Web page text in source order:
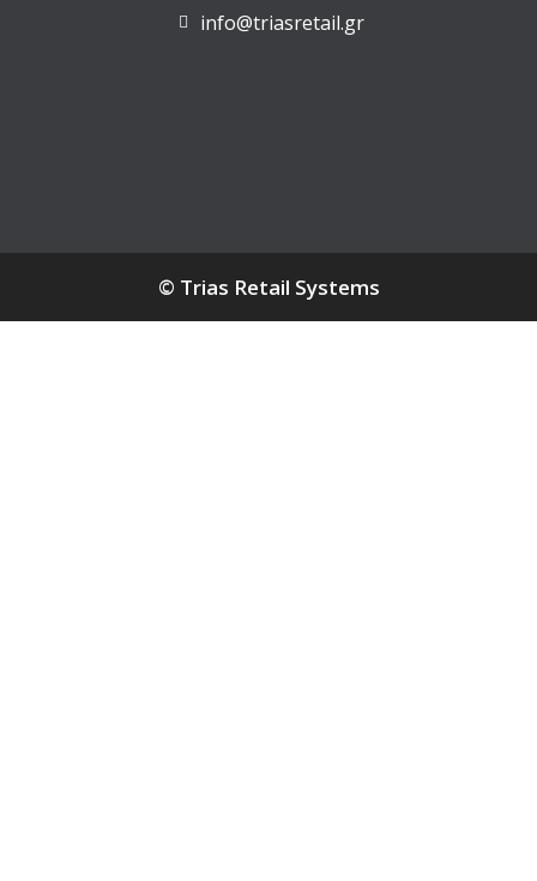
info@triasretail.gr
© Trias Retail Systems